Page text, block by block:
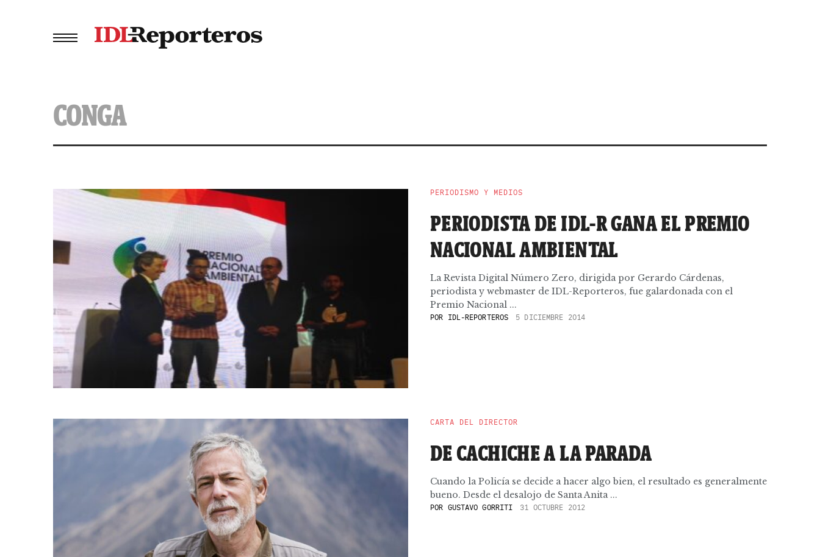
CONGA
PERIODISMO Y MEDIOS
PERIODISTA DE IDL-R GANA EL PREMIO
NACIONAL AMBIENTAL
La Revista Digital Número Zero, dirigida por Gerardo Cárdenas,
periodista y webmaster de IDL-Reporteros, fue galardonada con el
Premio Nacional ...
POR IDL-REPORTEROS 5 DICIEMBRE 2014
CARTA DEL DIRECTOR
DE CACHICHE A LA PARADA
Cuando la Policía se decide a hacer algo bien, el resultado es generalmente
bueno. Desde el desalojo de Santa Anita ...
POR GUSTAVO GORRITI 31 OCTUBRE 2012